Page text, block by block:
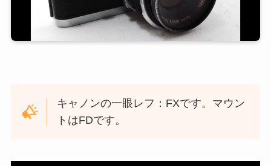
キャノンの一眼レフ：FXです。マウン
トはFDです。